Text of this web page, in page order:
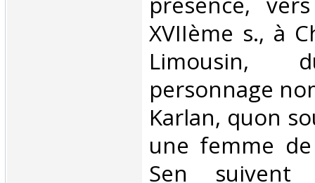
XVIIème s., à
Limousin,
personnage
Karlan, quon
une femme
Sen suivent